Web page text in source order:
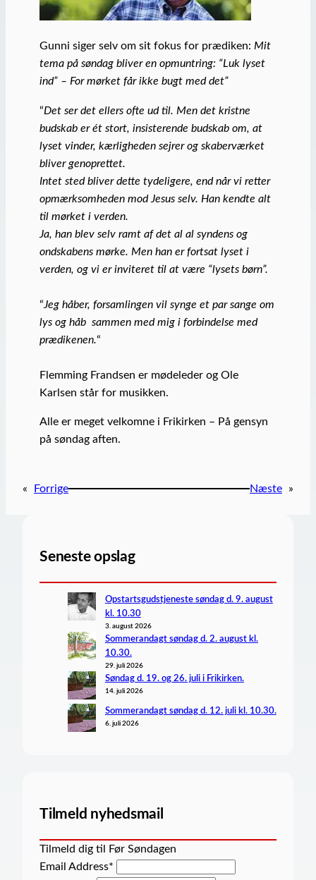
Gunni siger selv om sit fokus for prædiken: Mit
tema på søndag bliver en opmuntring: “Luk lyset
ind” – For mørket får ikke bugt med det”
“Det ser det ellers ofte ud til. Men det kristne
budskab er ét stort, insisterende budskab om, at
lyset vinder, kærligheden sejrer og skaberværket
bliver genoprettet.
Intet sted bliver dette tydeligere, end når vi retter
opmærksomheden mod Jesus selv. Han kendte alt
til mørket i verden.
Ja, han blev selv ramt af det al al syndens og
ondskabens mørke. Men han er fortsat lyset i
verden, og vi er inviteret til at være “lysets børn”.
“Jeg håber, forsamlingen vil synge et par sange om
lys og håb sammen med mig i forbindelse med
prædikenen.“
Flemming Frandsen er mødeleder og Ole
Karlsen står for musikken.
Alle er meget velkomne i Frikirken – På gensyn
på søndag aften.
« Forrige Næste »
Seneste opslag
Opstartsgudstjeneste søndag d. 9. august
kl. 10.30
3. august 2026
Sommerandagt søndag d. 2. august kl.
10.30.
29. juli 2026
Søndag d. 19. og 26. juli i Frikirken.
14. juli 2026
Sommerandagt søndag d. 12. juli kl. 10.30.
6. juli 2026
Tilmeld nyhedsmail
Tilmeld dig til Før Søndagen
Email Address*